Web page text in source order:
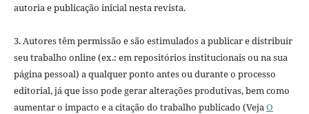
autoria e publicação inicial nesta revista.
3. Autores têm permissão e são estimulados a publicar e distribuir
seu trabalho online (ex.: em repositórios institucionais ou na sua
página pessoal) a qualquer ponto antes ou durante o processo
editorial, já que isso pode gerar alterações produtivas, bem como
aumentar o impacto e a citação do trabalho publicado (VejaO